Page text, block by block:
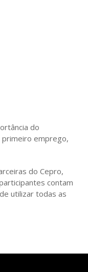
do
emprego,
do Cepro,
contam
utilizar todas as